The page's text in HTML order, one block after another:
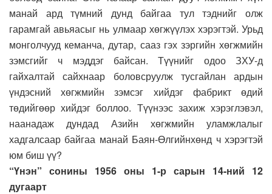
манай ард түмний дунд байгаа тул тэднийг олж
гарамгай авьяасыг нь улмаар хөгжүүлэх хэрэгтэй. Урьд
монголчууд кеманча, дутар, сааз гэх зэргийн хөгжмийн
зэмсгийг ч мэддэг байсан. Түүнийг одоо ЗХУ-д
гайхалтай сайхнаар боловсруулж тусгайлан ардын
үндэсний хөгжмийн зэмсэг хийдэг фабрикт өдий
төдийгөөр хийдэг боллоо. Түүнээс захиж хэрэглэвэл,
наанадаж дундад Азийн хөгжмийн уламжлалыг
хадгалсаар байгаа манай Баян-Өлгийнхөнд ч хэрэгтэй
юм биш үү?
“Үнэн” сонины 1956 оны 1-р сарын 14-ний 12
дугаарт